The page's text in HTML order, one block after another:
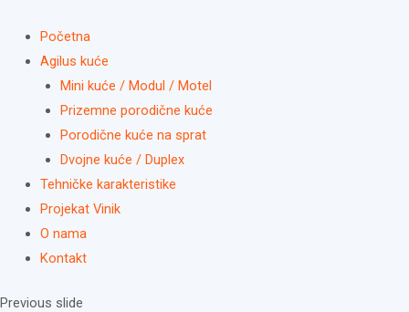
content
Menu
Početna
Agilus kuće
Mini kuće / Modul / Motel
Prizemne porodične kuće
Porodične kuće na sprat
Dvojne kuće / Duplex
Tehničke karakteristike
Projekat Vinik
O nama
Kontakt
Previous slide